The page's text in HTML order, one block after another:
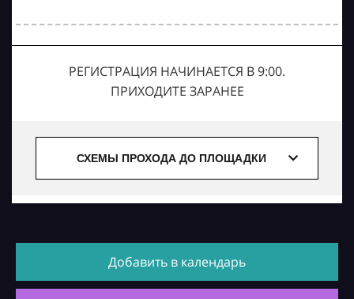
РЕГИСТРАЦИЯ НАЧИНАЕТСЯ В 9:00.
ПРИХОДИТЕ ЗАРАНЕЕ
СХЕМЫ ПРОХОДА ДО ПЛОЩАДКИ
Добавить в календарь